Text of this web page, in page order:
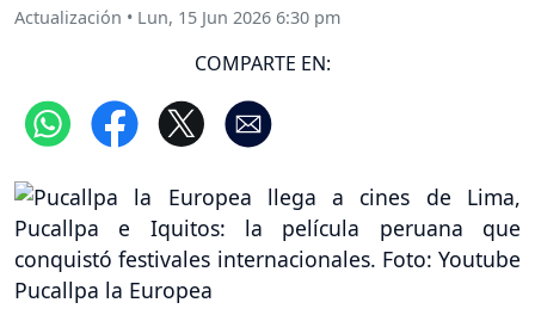
Actualización • Lun, 15 Jun 2026 6:30 pm
COMPARTE EN: